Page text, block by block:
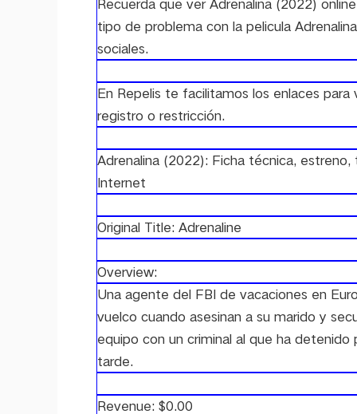
Recuerda que ver Adrenalina (2022)
tipo de problema con la pelicula
sociales.
En Repelis te facilitamos los enlaces
registro o restricción.
Adrenalina (2022): Ficha técnica,
Internet
Original Title: Adrenaline
Overview:
Una agente del FBI de vacaciones en
vuelco cuando asesinan a su marido y
equipo con un criminal al que ha
tarde.
Revenue: $0.00